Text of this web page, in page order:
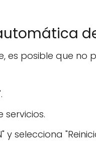
es posible que
servicios.
selecciona